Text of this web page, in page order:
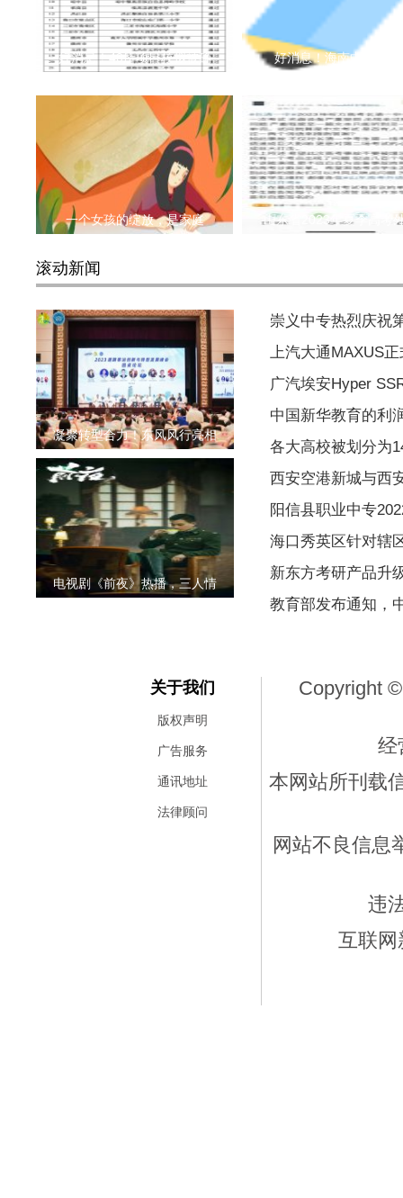
好消息！40所项目校拟被确 好消息！海南中小学9
一个女孩的绽放，是家庭 山东省2023年夏季高考
滚动新闻
凝聚转型合力！东风风行亮相
电视剧《前夜》热播，三人情
崇义中专热烈庆祝
上汽大通MAXUS
广汽埃安Hyper
中国新华教育的利
各大高校被划分为
西安空港新城与西
阳信县职业中专
海口秀英区针对辖
新东方考研产品升
教育部发布通知，
关于我们
版权声明
广告服务
通讯地址
法律顾问
Copyright
经
本网站所刊载
网站不良信息
违
互联网